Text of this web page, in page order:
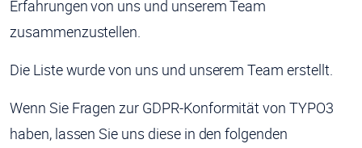
Erfahrungen von uns und unserem Team
zusammenzustellen.
Die Liste wurde von uns und unserem Team erstellt.
Wenn Sie Fragen zur GDPR-Konformität von TYPO3
haben, lassen Sie uns diese in den folgenden